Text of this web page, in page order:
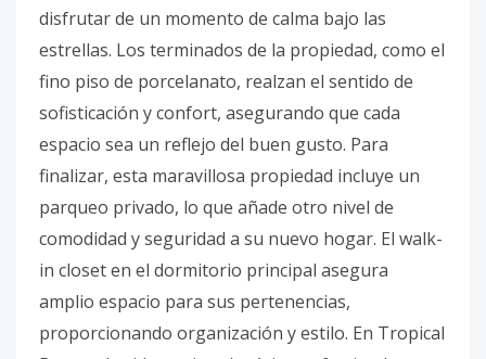
disfrutar de un momento de calma bajo las
estrellas. Los terminados de la propiedad, como el
fino piso de porcelanato, realzan el sentido de
sofisticación y confort, asegurando que cada
espacio sea un reflejo del buen gusto. Para
finalizar, esta maravillosa propiedad incluye un
parqueo privado, lo que añade otro nivel de
comodidad y seguridad a su nuevo hogar. El walk-
in closet en el dormitorio principal asegura
amplio espacio para sus pertenencias,
proporcionando organización y estilo. En Tropical